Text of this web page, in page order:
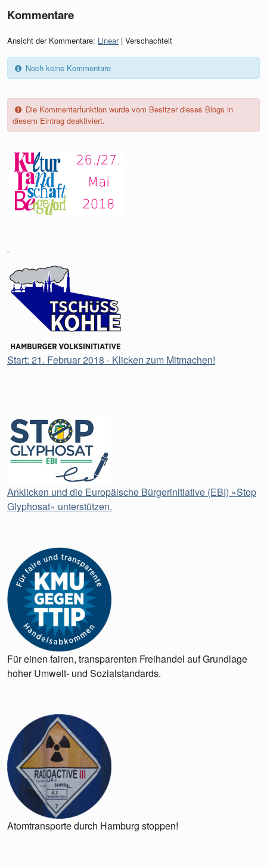
Kommentare
Ansicht der Kommentare: Linear| Verschachtelt
Noch keine Kommentare
Die Kommentarfunktion wurde vom Besitzer dieses Blogs in
diesem Eintrag deaktiviert.
Start: 21. Februar 2018 - Klicken zum Mitmachen!
Anklicken und die Europäische Bürgerinitiative (EBI) »Stop
Glyphosat« unterstützen.
Für einen fairen, transparenten Freihandel auf Grundlage
hoher Umwelt- und Sozialstandards.
Atomtransporte durch Hamburg stoppen!